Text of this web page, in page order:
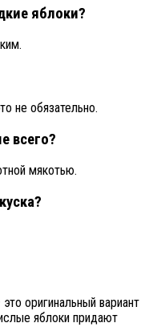
яблоки?
не обязательно.
всего?
мякотью.
оригинальный вариант
яблоки придают